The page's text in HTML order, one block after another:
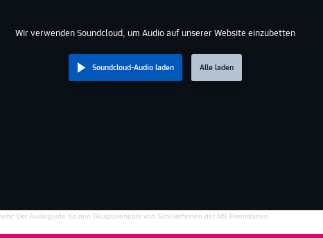
Wir verwenden Soundcloud, um Audio auf unserer Website einzubetten
Soundcloud-Audio laden Alle laden
Der Audioguide für den Skulpturenpark von Schüler*innen der MS Premstätten